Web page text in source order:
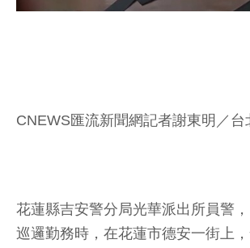
CNEWS匯流新聞網記者謝東明／台
花蓮縣吉安警分局光華派出所員警
巡邏勤務時，在花蓮市德安一街上